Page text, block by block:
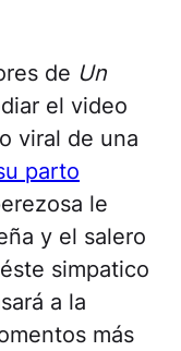
de Un
el video
viral de una
parto
le
y el salero
simpatico
a la
más